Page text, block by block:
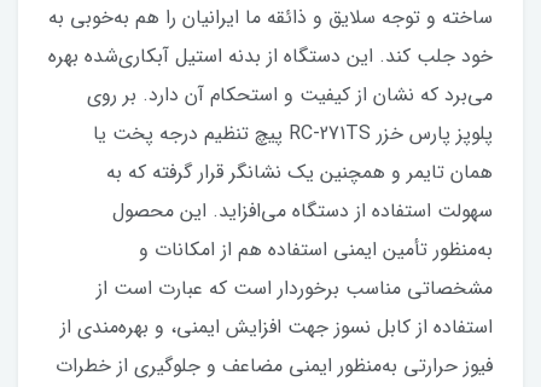
ساخته و توجه سلایق و ذائقه ما ایرانیان را هم به‌خوبی به
خود جلب کند. این دستگاه از بدنه استیل آبکاری‌شده بهره
می‌برد که نشان از کیفیت و استحکام آن دارد. بر روی
پلوپز پارس خزر RC-271TS پیچ تنظیم درجه پخت یا
همان تایمر و همچنین یک نشانگر قرار گرفته که به
سهولت استفاده از دستگاه می‌افزاید. این محصول
به‌منظور تأمین ایمنی استفاده هم از امکانات و
مشخصاتی مناسب برخوردار است که عبارت است از
استفاده از کابل نسوز جهت افزایش ایمنی، و بهره‌مندی از
فیوز حرارتی به‌منظور ایمنی مضاعف و جلوگیری از خطرات